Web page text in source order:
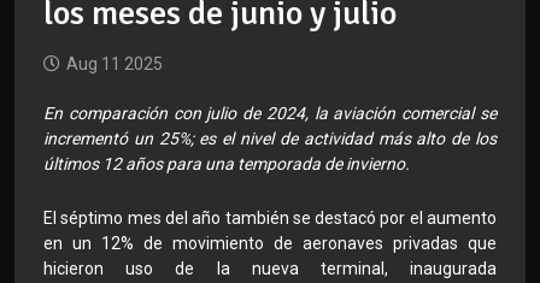
los meses de junio y julio
Aug 11 2025
En comparación con julio de 2024, la aviación comercial se
incrementó un 25%; es el nivel de actividad más alto de los
últimos 12 años para una temporada de invierno.
El séptimo mes del año también se destacó por el aumento
en un 12% de movimiento de aeronaves privadas que
hicieron uso de la nueva terminal, inaugurada